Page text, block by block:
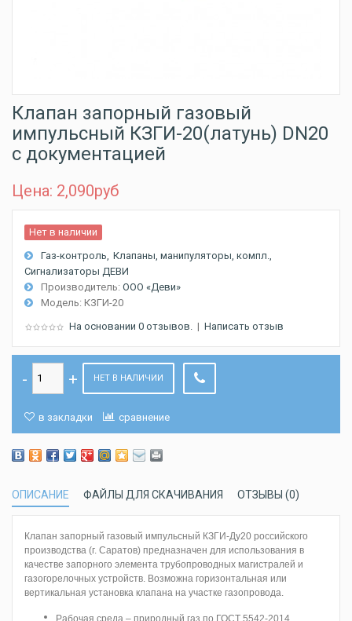
Клапан запорный газовый
импульсный КЗГИ-20(латунь) DN20
с документацией
Цена: 2,090руб
Нет в наличии
Газ-контроль Клапаны, манипуляторы, компл.
Сигнализаторы ДЕВИ
Производитель: ООО «Деви»
Модель: КЗГИ-20
На основании 0 отзывов. | Написать отзыв
НЕТ В НАЛИЧИИ
в закладки сравнение
ОПИСАНИЕ ФАЙЛЫ ДЛЯ СКАЧИВАНИЯ ОТЗЫВЫ (0)
Клапан запорный газовый импульсный КЗГИ-Ду20 российского
производства (г. Саратов) предназначен для использования в
качестве запорного элемента трубопроводных магистралей и
газогорелочных устройств. Возможна горизонтальная или
вертикальная установка клапана на участке газопровода.